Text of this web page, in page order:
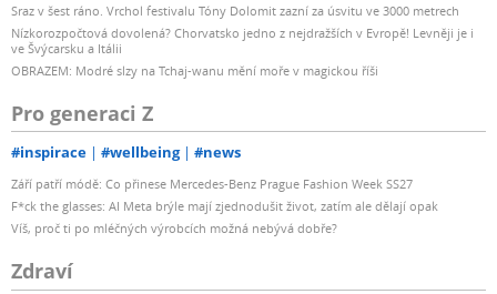
Sraz v šest ráno. Vrchol festivalu Tóny Dolomit zazní za úsvitu ve 3000 metrech
Nízkorozpočtová dovolená? Chorvatsko jedno z nejdražších v Evropě! Levněji je i
ve Švýcarsku a Itálii
OBRAZEM: Modré slzy na Tchaj-wanu mění moře v magickou říši
Pro generaci Z
#inspirace #wellbeing #news
Září patří módě: Co přinese Mercedes-Benz Prague Fashion Week SS27
F*ck the glasses: AI Meta brýle mají zjednodušit život, zatím ale dělají opak
Víš, proč ti po mléčných výrobcích možná nebývá dobře?
Zdraví